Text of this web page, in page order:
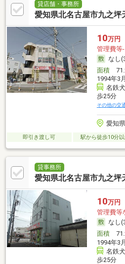
貸店舗・事務所
愛知県北名古屋市九之坪
10万円
管理費等-
なし
面積
1994年3
名鉄
歩25分
その他の交
愛知
即引き渡し可 駅から徒歩10分
貸事務所
愛知県北名古屋市九之坪
10万円
管理費等
なし
面積
1994年3
名鉄
歩25分